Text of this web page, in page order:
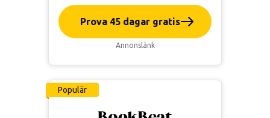
Prova 45 dagar gratis
Annonslänk
Populär